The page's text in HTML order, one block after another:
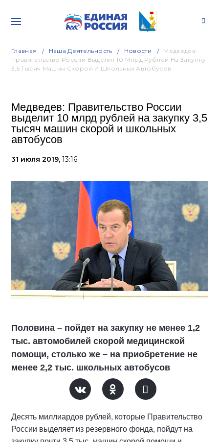
Главная Наша Деятельность Новости
Медведев:
Правительство России Выделит 10 Млрд Рублей На Закупку
3,5 Тысяч Машин Скорой И Школьных Автобусов
Медведев: Правительство России
выделит 10 млрд рублей на закупку 3,5
тысяч машин скорой и школьных
автобусов
31 июля 2019, 13:16
Половина – пойдет нa закупку не менее 1,2
тыс. автомобилей скорой медицинской
помощи, столько же – на приобретение не
менее 2,2 тыс. школьных автобусов
Десять миллиардов рублей, которые Правительство
России выделяет из резервного фонда, пойдут нa